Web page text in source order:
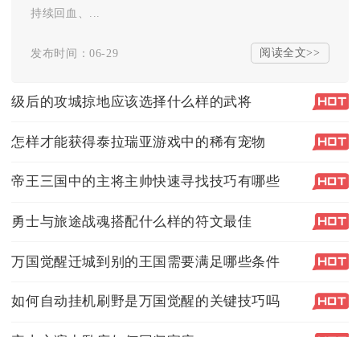
持续回血、...
发布时间：06-29 阅读全文>>
级后的攻城掠地应该选择什么样的武将
怎样才能获得泰拉瑞亚游戏中的稀有宠物
帝王三国中的主将主帅快速寻找技巧有哪些
勇士与旅途战魂搭配什么样的符文最佳
万国觉醒迁城到别的王国需要满足哪些条件
如何自动挂机刷野是万国觉醒的关键技巧吗